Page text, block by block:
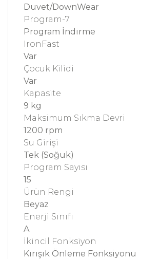
Duvet/DownWear
Program-7
Program İndirme
IronFast
Var
Çocuk Kilidi
Var
Kapasite
9 kg
Maksimum Sıkma Devri
1200 rpm
Su Girişi
Tek (Soğuk)
Program Sayısı
15
Ürün Rengi
Beyaz
Enerji Sınıfı
A
İkincil Fonksiyon
Kırışık Önleme Fonksiyonu